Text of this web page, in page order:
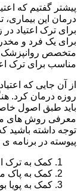
پیشتر گفتیم که
درمان این
برای ترک اعتیاد
برای یک فرد و
متخصص روانپزشک
مناسب برای ترک
از آن جایی که
روزه درمان کرد.
باید طبق اصول
معرفی روش های
توجه داشته باشید
پیوسته در برنامه
کمک به ترک
کمک به پاک
کمک به پویا